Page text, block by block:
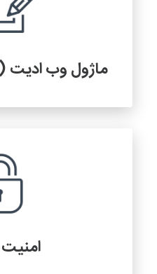
ماژول وب ادیت
امنیت